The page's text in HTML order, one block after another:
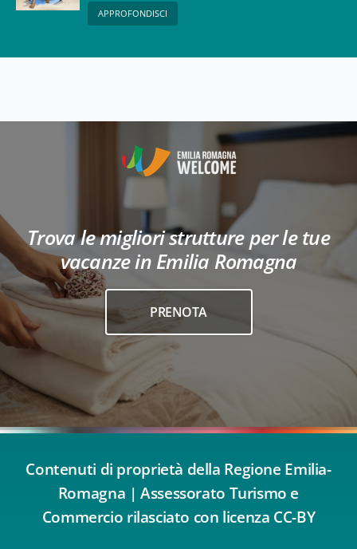
APPROFONDISCI
Trova le migliori strutture per le tue
vacanze in Emilia Romagna
PRENOTA
Contenuti di proprietà della Regione Emilia-
Romagna | Assessorato Turismo e
Commercio rilasciato con licenza CC-BY